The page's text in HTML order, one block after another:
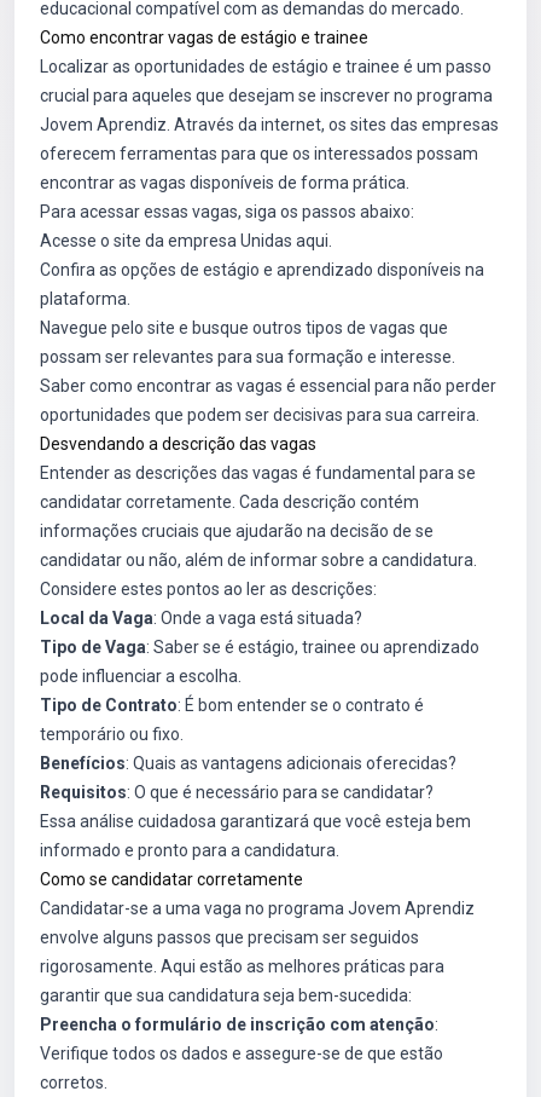
educacional compatível com as demandas do mercado.
Como encontrar vagas de estágio e trainee
Localizar as oportunidades de estágio e trainee é um passo
crucial para aqueles que desejam se inscrever no programa
Jovem Aprendiz. Através da internet, os sites das empresas
oferecem ferramentas para que os interessados possam
encontrar as vagas disponíveis de forma prática.
Para acessar essas vagas, siga os passos abaixo:
Acesse o site da empresa Unidas aqui
Confira as opções de estágio e aprendizado disponíveis na
plataforma.
Navegue pelo site e busque outros tipos de vagas que
possam ser relevantes para sua formação e interesse.
Saber como encontrar as vagas é essencial para não perder
oportunidades que podem ser decisivas para sua carreira.
Desvendando a descrição das vagas
Entender as descrições das vagas é fundamental para se
candidatar corretamente. Cada descrição contém
informações cruciais que ajudarão na decisão de se
candidatar ou não, além de informar sobre a candidatura.
Considere estes pontos ao ler as descrições:
Local da Vaga: Onde a vaga está situada?
Tipo de Vaga: Saber se é estágio, trainee ou aprendizado
pode influenciar a escolha.
Tipo de Contrato: É bom entender se o contrato é
temporário ou fixo.
Benefícios: Quais as vantagens adicionais oferecidas?
Requisitos: O que é necessário para se candidatar?
Essa análise cuidadosa garantizará que você esteja bem
informado e pronto para a candidatura.
Como se candidatar corretamente
Candidatar-se a uma vaga no programa Jovem Aprendiz
envolve alguns passos que precisam ser seguidos
rigorosamente. Aqui estão as melhores práticas para
garantir que sua candidatura seja bem-sucedida:
Preencha o formulário de inscrição com atenção:
Verifique todos os dados e assegure-se de que estão
corretos.